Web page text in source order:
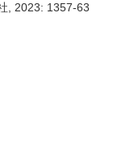
, 2023: 1357-63